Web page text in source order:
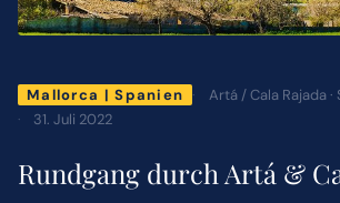
Mallorca | Spanien
Artá / Cala Rajada ·
31. Juli 2022
Rundgang durch Artá &